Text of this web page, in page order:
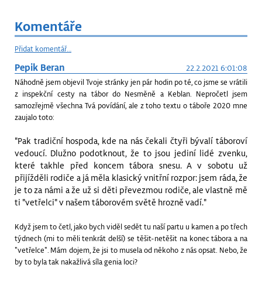
Komentáře
Přidat komentář…
Pepik Beran
22.2.2021 6:01:08
Náhodně jsem objevil Tvoje stránky jen pár hodin po té, co jsme se vrátili
z inspekční cesty na tábor do Nesměně a Keblan. Nepročetl jsem
samozřejmě všechna Tvá povídání, ale z toho textu o táboře 2020 mne
zaujalo toto:
"Pak tradiční hospoda, kde na nás čekali čtyři bývalí táboroví
vedoucí. Dlužno podotknout, že to jsou jediní lidé zvenku,
které takhle před koncem tábora snesu. A v sobotu už
přijížděli rodiče a já měla klasický vnitřní rozpor: jsem ráda, že
je to za námi a že už si děti převezmou rodiče, ale vlastně mě
ti "vetřelci" v našem táborovém světě hrozně vadí."
Když jsem to četl, jako bych viděl sedět tu naší partu u kamen a po třech
týdnech (mi to měli tenkrát delší) se těšit-netěšit na konec tábora a na
"vetřelce". Mám dojem, že jsi to musela od někoho z nás opsat. Nebo, že
by to byla tak nakažlivá síla genia loci?